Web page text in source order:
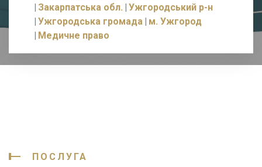
Закарпатська обл. Ужгородський р-н
Ужгородська громада м. Ужгород
Медичне право
ПОСЛУГА